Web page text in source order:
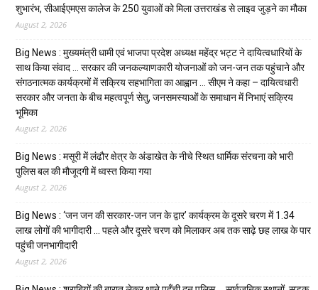
शुभारंभ, सीआईएमएस कालेज के 250 युवाओं को मिला उत्तराखंड से लाइव जुड़ने का मौका
August 2, 2026
Big News : मुख्यमंत्री धामी एवं भाजपा प्रदेश अध्यक्ष महेंद्र भट्ट ने दायित्वधारियों के
साथ किया संवाद … सरकार की जनकल्याणकारी योजनाओं को जन-जन तक पहुंचाने और
संगठनात्मक कार्यक्रमों में सक्रिय सहभागिता का आह्वान … सीएम ने कहा – दायित्वधारी
सरकार और जनता के बीच महत्वपूर्ण सेतु, जनसमस्याओं के समाधान में निभाएं सक्रिय
भूमिका
August 2, 2026
Big News : मसूरी में लंढौर क्षेत्र के अंडाखेत के नीचे स्थित धार्मिक संरचना को भारी
पुलिस बल की मौजूदगी में ध्वस्त किया गया
August 2, 2026
Big News : ‘जन जन की सरकार-जन जन के द्वार’ कार्यक्रम के दूसरे चरण में 1.34
लाख लोगों की भागीदारी … पहले और दूसरे चरण को मिलाकर अब तक साढ़े छह लाख के पार
पहुंची जनभागीदारी
August 2, 2026